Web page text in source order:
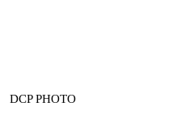
DCP PHOTO